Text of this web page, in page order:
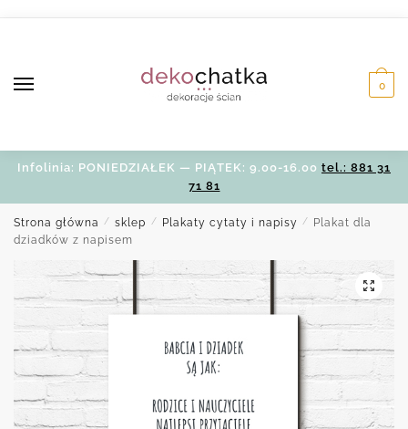
0
Infolinia: PONIEDZIAŁEK — PIĄTEK: 9.00-16.00 tel.: 881 31
71 81
Strona główna / sklep / Plakaty cytaty i napisy /
Plakat dla
dziadków z napisem